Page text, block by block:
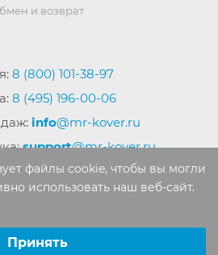
и возврат
8 (800) 101-38-97
8 (495) 196-00-06
info@mr-kover.ru
support@mr-kover.ru
без письменного разрешения
файлы cookie, чтобы вы могли
использовать наш веб-сайт.
Принять